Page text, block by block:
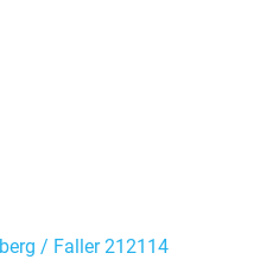
/ Faller 212114